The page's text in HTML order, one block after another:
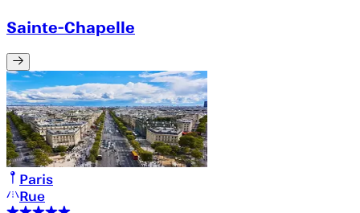
Sainte-Chapelle
Paris
Rue